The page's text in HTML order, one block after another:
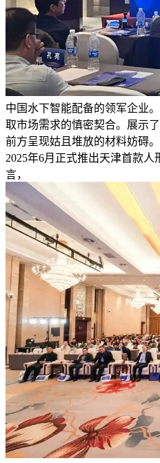
中国水下智能配备的领军企业
取市场需求的慎密契合。展示
前方呈现姑且堆放的材料妨碍
2025年6月正式推出天津首款
言，